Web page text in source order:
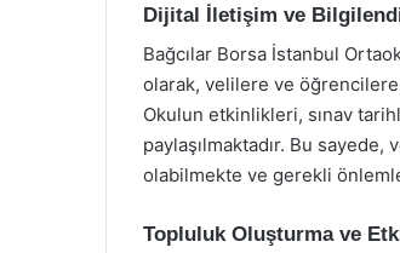
Dijital İletişim ve
Bağcılar Borsa İstanbul
olarak, velilere ve
Okulun etkinlikleri, sınav
paylaşılmaktadır. Bu
olabilmekte ve gerekli
Topluluk Oluşturma ve